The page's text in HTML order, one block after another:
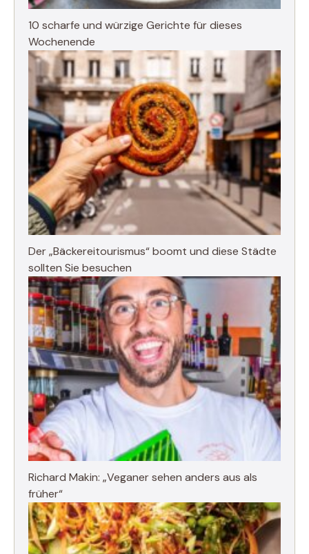
10 scharfe und würzige Gerichte für dieses
Wochenende
Der „Bäckereitourismus“ boomt und diese Städte
sollten Sie besuchen
Richard Makin: „Veganer sehen anders aus als
früher“